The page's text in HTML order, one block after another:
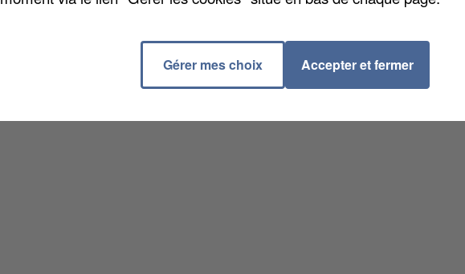
Gérer mes choix Accepter et fermer